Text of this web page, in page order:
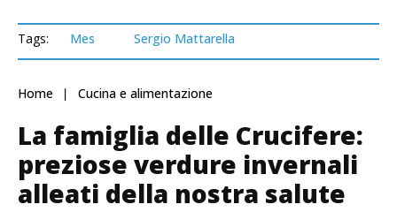
Tags: Mes Sergio Mattarella
Home Cucina e alimentazione
La famiglia delle Crucifere:
preziose verdure invernali
alleati della nostra salute